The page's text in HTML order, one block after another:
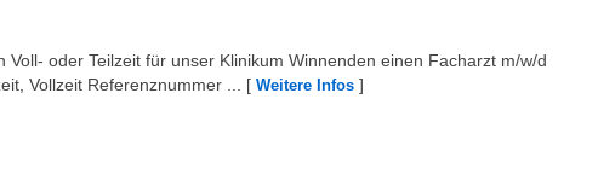
oder Teilzeit für unser Klinikum Winnenden einen Facharzt m/w/d
Vollzeit Referenznummer ...
[ Weitere Infos ]